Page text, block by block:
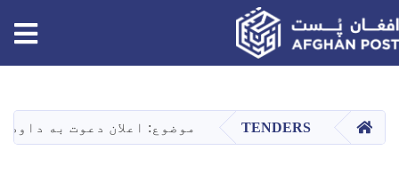
کور TENDERS موضوع: اعلان دعوت به داوطلبی پروژه ساخت 20 باب غرفه چوبی